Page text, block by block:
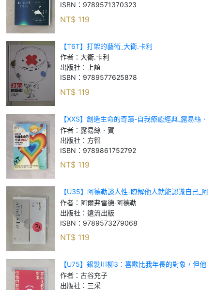
ISBN： 9789571370323
NT$ 119
【T6T】打架的藝術_大衛.卡利
作者： 大衛.卡利
出版社：
上誼
ISBN： 9789577625878
NT$ 119
【XXS】創造生命的奇蹟-自我療癒經典_露易絲．
賀
作者： 露易絲．賀
出版社： 方智
ISBN： 9789861752792
NT$ 119
【U35】阿德勒談人性-瞭解他人就能認識自己_阿
爾弗雷德‧阿德勒
作者： 阿爾弗雷德‧阿德勒
出版社： 遠流出版
ISBN： 9789573279068
NT$ 119
【U75】銀髮川柳3：喜歡比我年長的對象，但他
們都不在了_古谷充子
作者： 古谷充子
出版社： 三采